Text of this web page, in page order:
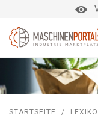
STARTSEITE /